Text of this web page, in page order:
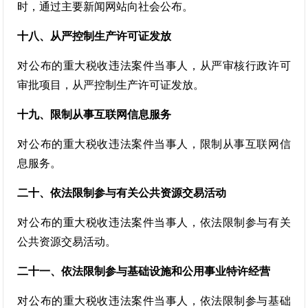
时，通过主要新闻网站向社会公布。
十八、从严控制生产许可证发放
对公布的重大税收违法案件当事人，从严审核行政许可
审批项目，从严控制生产许可证发放。
十九、限制从事互联网信息服务
对公布的重大税收违法案件当事人，限制从事互联网信
息服务。
二十、依法限制参与有关公共资源交易活动
对公布的重大税收违法案件当事人，依法限制参与有关
公共资源交易活动。
二十一、依法限制参与基础设施和公用事业特许经营
对公布的重大税收违法案件当事人，依法限制参与基础